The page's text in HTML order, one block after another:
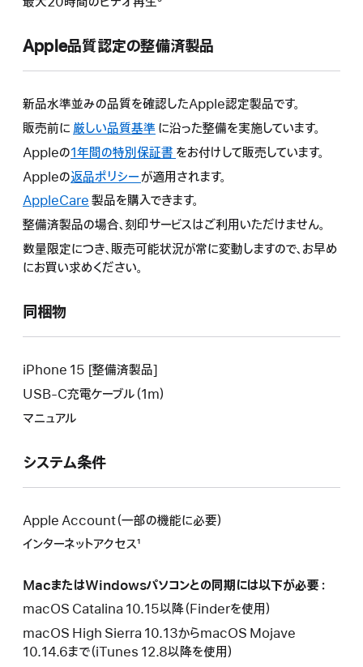
Apple品質認定の整備済製品
新品水準並みの品質を確認したApple認定製品です。
販売前に 厳しい品質基準 に沿った整備を実施しています。
Appleの1年間の特別保証書 こ
の
作
に
よ
ウ
ま
をお付けして販売しています。
Appleの返品ポリシーこ
の
操
作
に
ウ
ン
ま
す。
が適用されます。
AppleCare こ
の
作
に
い
ウ
ウ
き
ま
製品を購入できます。
整備済製品の場合、刻印サービスはご利用いただけません。
数量限定につき、販売可能状況が常に変動しますので、お早め
にお買い求めください。
同梱物
iPhone 15 [整備済製品]
USB-C充電ケーブル（1m）
マニュアル
システム条件
Apple Account（一部の機能に必要）
インターネットアクセス¹
MacまたはWindowsパソコンとの同期には以下が必要：
macOS Catalina 10.15以降（Finderを使用）
macOS High Sierra 10.13からmacOS Mojave
10.14.6まで（iTunes 12.8以降を使用）